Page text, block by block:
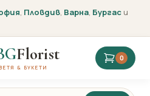
, Пловдив, Варна, Бургас и
Florist
& БУКЕТИ
0